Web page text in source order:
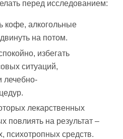
перед исследованием:
кофе, алкогольные
на потом.
избегать
ситуаций,
лечебно-
лекарственных
повлиять на результат –
психотропных средств.